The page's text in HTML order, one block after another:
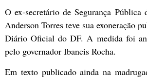
O ex-secretário de Segurança
Anderson Torres teve sua exoneração
Diário Oficial do DF. A medida foi
pelo governador Ibaneis Rocha.
Em texto publicado ainda na